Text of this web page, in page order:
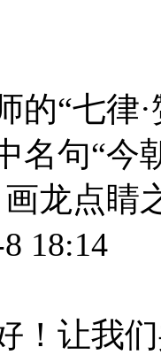
的“七律
名句“今
龙点
18:14
！让我